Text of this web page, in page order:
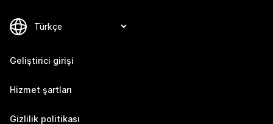
Geliştirici girişi
Hizmet şartları
Gizlilik politikası